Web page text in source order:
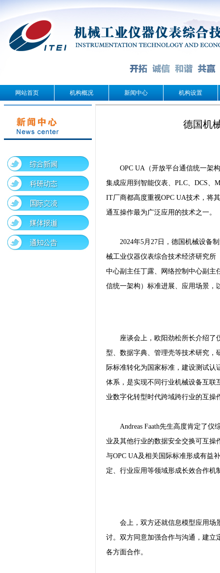
网站首页 机构概况 新闻中心 机构设置
德国机
OPC UA（开放平台通信统一架
集成应用到智能仪表、PLC、DCS、
IT厂商都高度重视OPC UA技术，将
通互操作最为广泛应用的技术之一。
2024年5月27日，德国机械设备
械工业仪器仪表综合技术经济研究所
中心副主任丁露、网络控制中心副主
信统一架构）标准进展、应用场景，
座谈会上，欧阳劲松所长介绍了
型、数据字典、管理壳等技术研究，
际标准转化为国家标准，建设测试
体系，是实现不同行业机械设备互联
业数字化转型时代跨域跨行业的互操
Andreas Faath先生高度肯定了
业及其他行业的数据安全交换可互
与OPC UA及相关国际标准形成有益
定、行业应用等领域形成长效合作
会上，双方还就信息模型应用场
讨。双方同意加强合作与沟通，建立
各方面合作。